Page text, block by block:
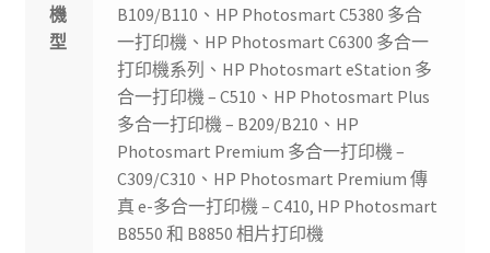
機
型
B109/B110、HP Photosmart C5380 多合
一打印機、HP Photosmart C6300 多合一
打印機系列、HP Photosmart eStation 多
合一打印機 – C510、HP Photosmart Plus
多合一打印機 – B209/B210、HP
Photosmart Premium 多合一打印機 –
C309/C310、HP Photosmart Premium 傳
真 e-多合一打印機 – C410, HP Photosmart
B8550 和 B8850 相片打印機